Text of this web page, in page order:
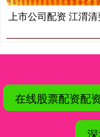
上市公司配资 江渭
在线股票配资配